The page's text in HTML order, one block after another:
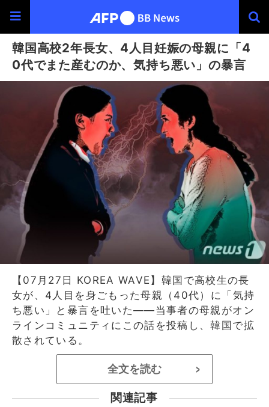
韓国高校2年長女、4人目妊娠の母親に「4
0代でまた産むのか、気持ち悪い」の暴言
【07月27日 KOREA WAVE】韓国で高校生の長
女が、4人目を身ごもった母親（40代）に「気持
ち悪い」と暴言を吐いた――当事者の母親がオン
ラインコミュニティにこの話を投稿し、韓国で拡
散されている。
全文を読む >
関連記事